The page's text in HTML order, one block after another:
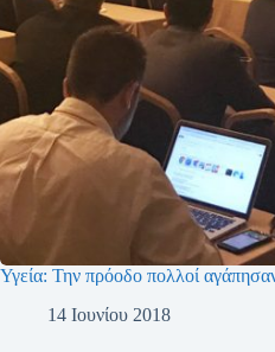
Υγεία: Την πρόοδο πολλοί
14 Ιουνίου 2018